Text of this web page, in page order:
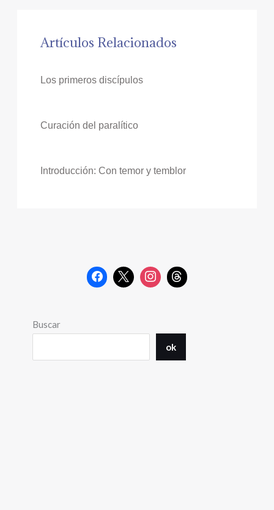
Artículos Relacionados
Los primeros discípulos
Curación del paralítico
Introducción: Con temor y temblor
Buscar
ok